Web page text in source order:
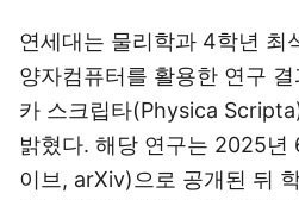
연세대는 물리학과 4학년 최
양자컴퓨터를 활용한 연구
카 스크립타(Physica
밝혔다. 해당 연구는 2025년
이브, arXiv)으로 공개된 뒤